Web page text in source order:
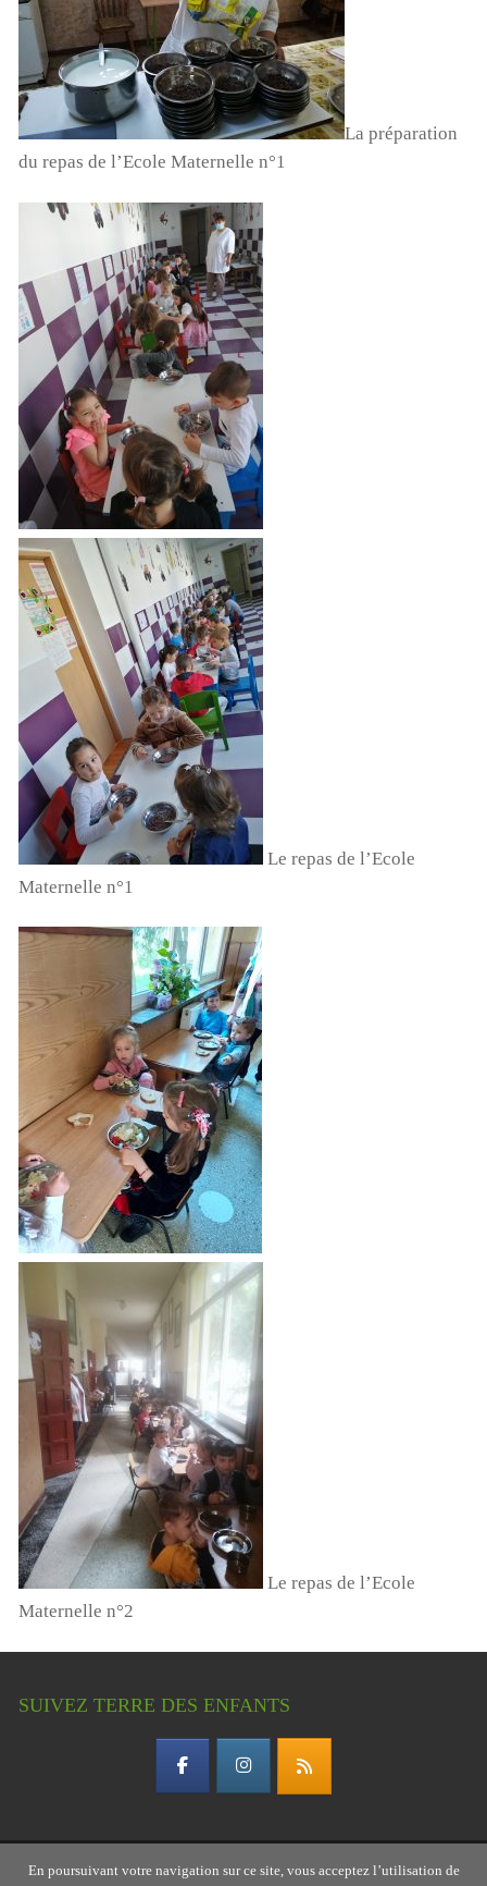
La préparation
du repas de l’Ecole Maternelle n°1
Le repas de l’Ecole
Maternelle n°1
Le repas de l’Ecole
Maternelle n°2
SUIVEZ TERRE DES ENFANTS
Copyright © 2026 Terre des enfants – association
Lecteur
vidéo
00:00
En poursuivant votre navigation sur ce site, vous acceptez l’utilisation de